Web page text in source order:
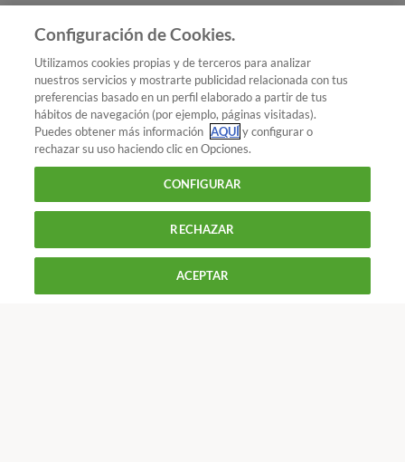
TE AYUDAMOS A ELEGIR EL MEJOR
Te ayudamos a elegir elmicroondascon la mejor
relación calidad/precio.Además, accede a todos los
compradores de OCU, descuentos y ventajas exclusivas
muy interesantes para ahorrar y convertirte en un
consumidor responsable.2€ 2meses + REGALO DE
¿Quieres recibir nuestra Newsletter? Crea una cuenta
Electrodomésticos : Microondas
Cómo elegir un
De L a J de 9 a 18 h y V de 9 a 14 h
Configuración de Cookies.
Utilizamos cookies propias y de terceros para analizar
nuestros servicios y mostrarte publicidad relacionada con tus
preferencias basado en un perfil elaborado a partir de tus
hábitos de navegación (por ejemplo, páginas visitadas).
Puedes obtener más información AQUÍy configurar o
rechazar su uso haciendo clic en Opciones.
CONFIGURAR
RECHAZAR
ACEPTAR